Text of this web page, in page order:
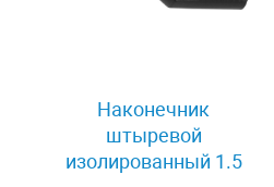
Наконечник
штыревой
изолированный 1.5